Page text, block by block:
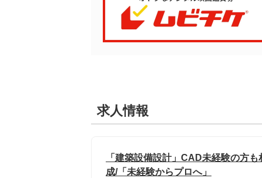
求人情報
「建築設備設計」CAD未経験の方
成/「未経験からプロへ」